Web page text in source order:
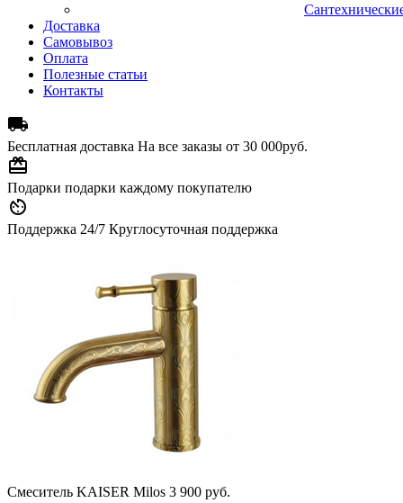
Доставка
Самовывоз
Оплата
Полезные статьи
Контакты

Бесплатная доставка На все заказы от 30 000руб.

Подарки подарки каждому покупателю

Поддержка 24/7 Круглосуточная поддержка
Смеситель KAISER Milos 3 900 руб.